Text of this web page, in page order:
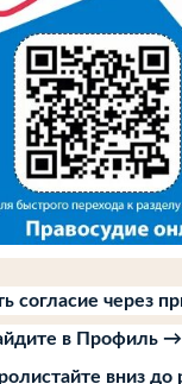
согласие через
в Профиль →
вниз до